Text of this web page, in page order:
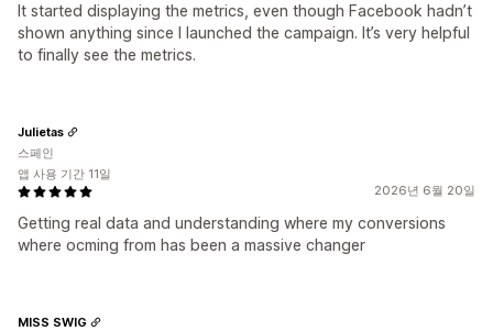
It started displaying the metrics, even though Facebook hadn’t
shown anything since I launched the campaign. It’s very helpful
to finally see the metrics.
2026년 6월 20일
Getting real data and understanding where my conversions
where ocming from has been a massive changer
Julietas
스페인
앱 사용 기간 11일
MISS SWIG